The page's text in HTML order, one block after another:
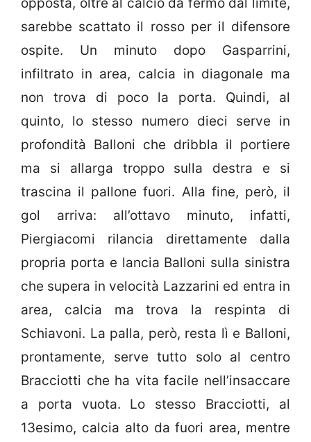
sarebbe scattato il rosso per il difensore
ospite. Un minuto dopo Gasparrini,
infiltrato in area, calcia in diagonale ma
non trova di poco la porta. Quindi, al
quinto, lo stesso numero dieci serve in
profondità Balloni che dribbla il portiere
ma si allarga troppo sulla destra e si
trascina il pallone fuori. Alla fine, però, il
gol arriva: all’ottavo minuto, infatti,
Piergiacomi rilancia direttamente dalla
propria porta e lancia Balloni sulla sinistra
che supera in velocità Lazzarini ed entra in
area, calcia ma trova la respinta di
Schiavoni. La palla, però, resta lì e Balloni,
prontamente, serve tutto solo al centro
Bracciotti che ha vita facile nell’insaccare
a porta vuota. Lo stesso Bracciotti, al
13esimo, calcia alto da fuori area, mentre